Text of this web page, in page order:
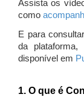
Assista os
como
E para
da
disponível em
1. O que é